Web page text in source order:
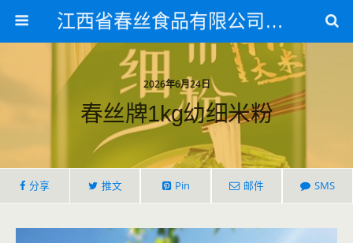
江西省春丝食品有限公司官方网站
2026年6月24日
春丝牌1kg幼细米粉
分享 推文 Pin 邮件 SMS